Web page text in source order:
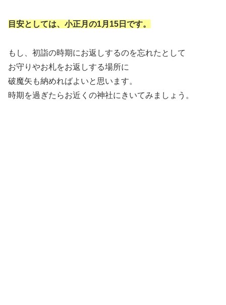
目安としては、 小正月の1月15日 です。
もし、初詣の時期にお返しするのを忘れたとして
お守りやお札をお返しする場所に
破魔矢も納めればよいと思います。
時期を過ぎたらお近くの神社にきいてみましょう。